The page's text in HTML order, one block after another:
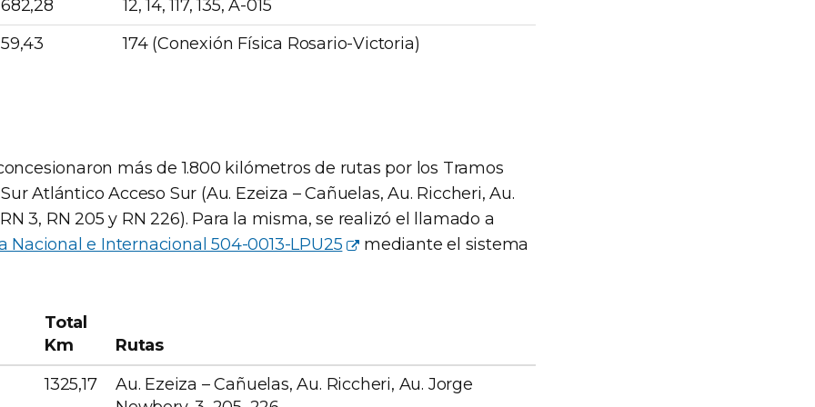
682,28
12, 14, 117, 135, A-015
59,43
174 (Conexión Física Rosario-Victoria)
más de 1.800 kilómetros de rutas por los Tramos
Atlántico Acceso Sur (Au. Ezeiza – Cañuelas, Au. Riccheri, Au.
3, RN 205 y RN 226). Para la misma, se realizó el llamado a
Nacional e Internacional 504-0013-LPU25
mediante el sistema
Total
Km
Rutas
1325,17
Au. Ezeiza – Cañuelas, Au. Riccheri, Au. Jorge